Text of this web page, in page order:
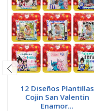
12 Diseños Plantillas
Cojin San Valentin
Enamor...